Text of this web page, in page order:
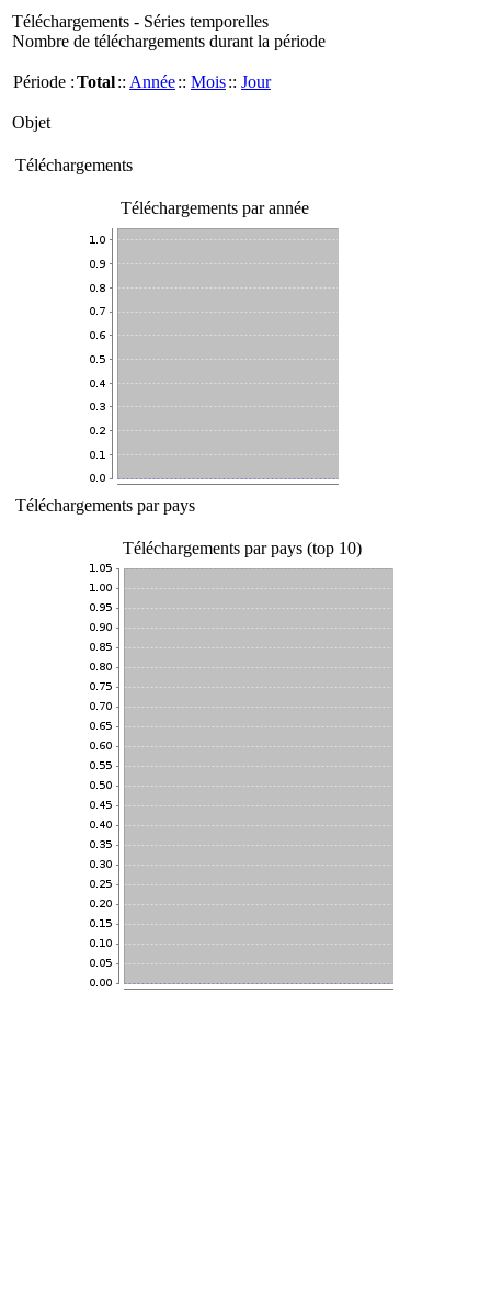
Téléchargements - Séries temporelles
Nombre de téléchargements durant la période
Période :Total:: Année:: Mois:: Jour
Objet
Téléchargements
Téléchargements par année
Téléchargements par pays
Téléchargements par pays (top 10)